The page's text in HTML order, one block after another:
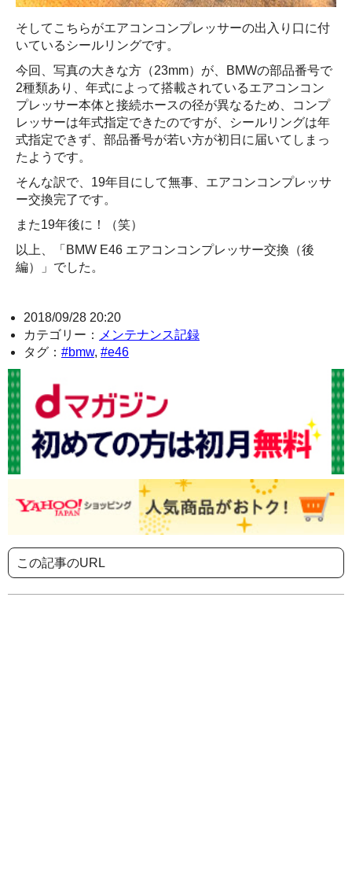
そしてこちらがエアコンコンプレッサーの出入り口に付
いているシールリングです。
今回、写真の大きな方（23mm）が、BMWの部品番号で
2種類あり、年式によって搭載されているエアコンコン
プレッサー本体と接続ホースの径が異なるため、コンプ
レッサーは年式指定できたのですが、シールリングは年
式指定できず、部品番号が若い方が初日に届いてしまっ
たようです。
そんな訳で、19年目にして無事、エアコンコンプレッサ
ー交換完了です。
また19年後に！（笑）
以上、「BMW E46 エアコンコンプレッサー交換（後
編）」でした。
2018/09/28 20:20
カテゴリー：
メンテナンス記録
タグ： #bmw, #e46
この記事のURL